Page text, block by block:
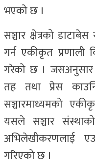
भएको छ ।
सञ्चार क्षेत्रको
गर्न एकीकृत प्रणाली
गरेको छ । जसअनुसार
तह तथा प्रेस
सञ्चारमाध्यमको
यसले सञ्चार
अभिलेखीकरणलाई
गरिएको छ ।